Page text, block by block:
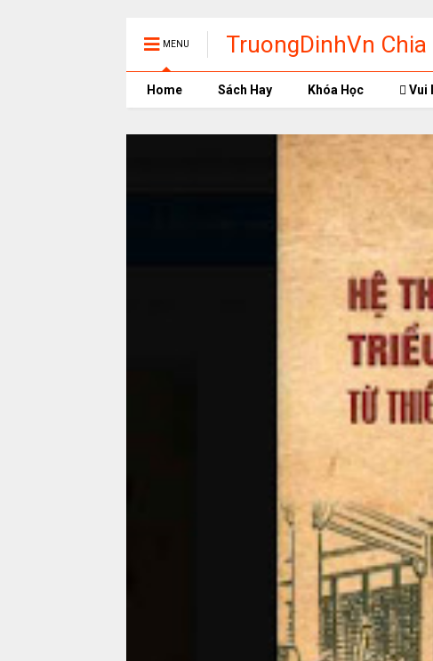
MENU
TruongDinhVn
phần mềm học tập
Home Sách Hay Khóa Học Vui